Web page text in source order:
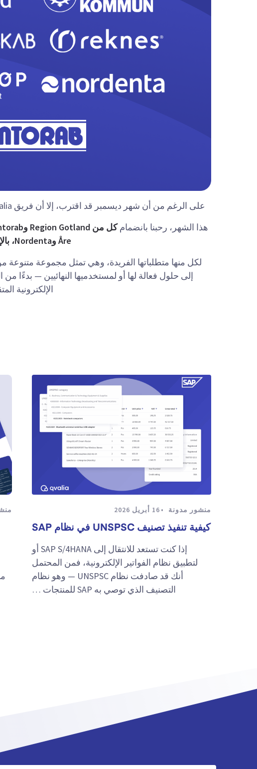
على الرغم من أن شهر ديسمبر قد اقترب، إلا أن فريق Qvalia ليس مستعدًا بعد للتركيز على موسم الأعياد.
هذا الشهر، رحبنا بانضمام
Åre وNordenta، بالإضافة إلى أكثر من 150 شركة أخرى
لكل منها متطلباتها الفريدة، وهي تمثل مجموعة
الإلكترونية
منشور مدونة 16 أبريل 2026
كيفية تنفيذ تصنيف UNSPSC في نظام SAP
إذا كنت تستعد للانتقال إلى SAP S/4HANA أو
لتطبيق نظام الفواتير الإلكترونية، فمن المحتمل
أنك قد صادفت نظام UNSPSC — وهو نظام
التصنيف الذي توصي به SAP للمنتجات …